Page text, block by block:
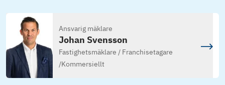
Ansvarig mäklare
Johan Svensson
Fastighetsmäklare / Franchisetagare
/Kommersiellt